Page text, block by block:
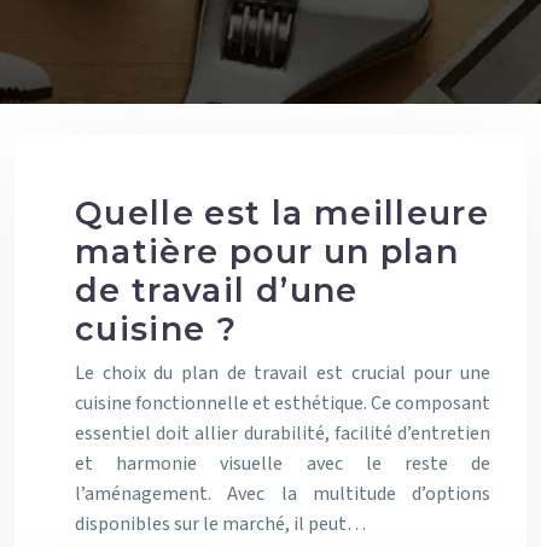
Quelle est la meilleure
matière pour un plan
de travail d’une
cuisine ?
Le choix du plan de travail est crucial pour une
cuisine fonctionnelle et esthétique. Ce composant
essentiel doit allier durabilité, facilité d’entretien
et harmonie visuelle avec le reste de
l’aménagement. Avec la multitude d’options
disponibles sur le marché, il peut…